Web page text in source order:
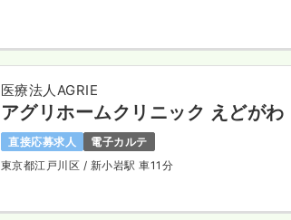
医療法人AGRIE
アグリホームクリニック えどがわ
直接応募求人
電子カルテ
東京都江戸川区 / 新小岩駅 車11分